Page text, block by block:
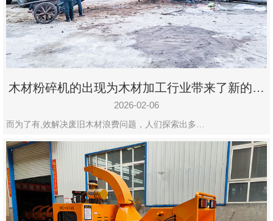
木材粉碎机的出现为木材加工行业带来了新的变
化
2026-02-06
而为了有,效解决废旧木材浪费问题，人们探索出多…